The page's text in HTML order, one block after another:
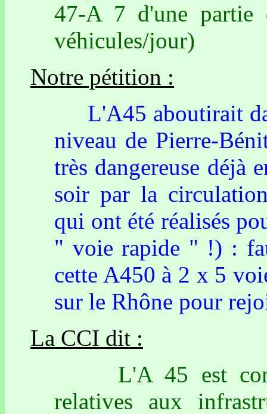
47-A 7 d'une
véhicules/jour)
Notre pétition :
L'A45 aboutirait
niveau de Pierre-
très dangereuse déjà
soir par la
qui ont été réalisés
" voie rapide " !) :
cette A450 à 2 x 5
sur le Rhône pour
La CCI dit :
L'A 45 est
relatives aux